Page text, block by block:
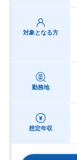
対象となる方
勤務地
想定年収